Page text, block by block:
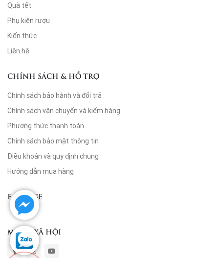
Quà tết
Phụ kiện rượu
Kiến thức
Liên hệ
CHÍNH SÁCH & HỖ TRỢ
Chính sách bảo hành và đổi trả
Chính sách vận chuyển và kiểm hàng
Phương thức thanh toán
Chính sách bảo mật thông tin
Điều khoản và quy định chung
Hướng dẫn mua hàng
FANPAGE
MẠNG XÃ HỘI